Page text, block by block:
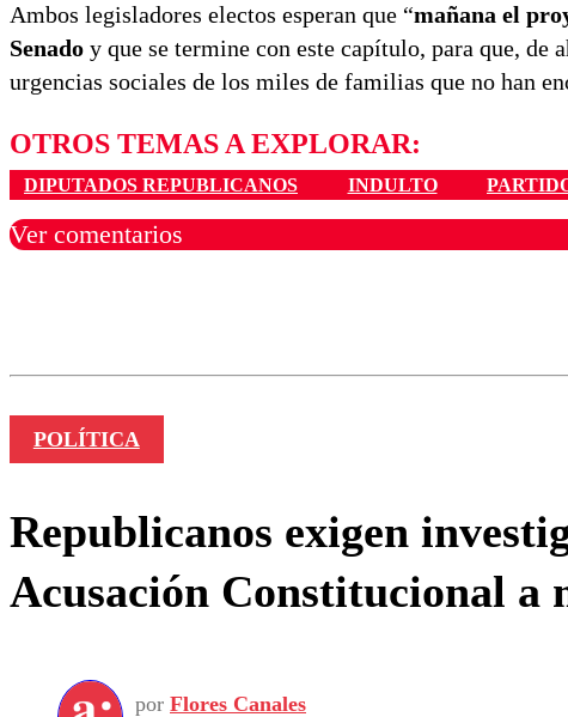
Ambos legisladores electos esperan que “mañana el
Senado y que se termine con este capítulo, para que, de
urgencias sociales de los miles de familias que no han
OTROS TEMAS A EXPLORAR:
DIPUTADOS REPUBLICANOS INDULTO
Ver comentarios
POLÍTICA
Republicanos exigen
Acusación Constitucional a
por Flores Canales